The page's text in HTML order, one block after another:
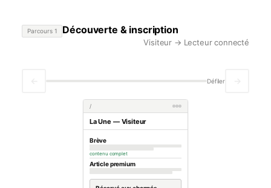
Parcours 1 Découverte & inscription
Visiteur → Lecteur connecté
Défiler
/
La Une — Visiteur
Brève
contenu complet
Article premium